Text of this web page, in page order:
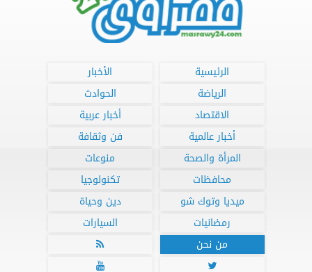
الرئيسية
الأخبار
الرياضة
الحوادث
الاقتصاد
أخبار عربية
أخبار عالمية
فن وثقافة
المرأة والصحة
منوعات
محافظات
تكنولوجيا
ميديا وتوك شو
دين وحياة
رمضانيات
السيارات
من نحن


